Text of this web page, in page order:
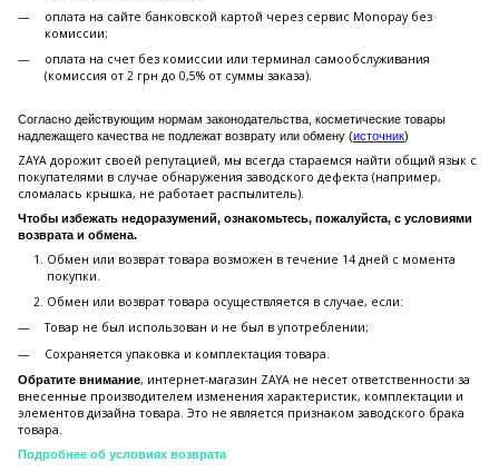
оплата на сайте банковской картой через сервис Monopay без
комиссии;
оплата на счет без комиссии или терминал самообслуживания
(комиссия от 2 грн до 0,5% от суммы заказа).
Согласно действующим нормам законодательства, косметические товары
надлежащего качества не подлежат возврату или обмену (источник)
ZAYA дорожит своей репутацией, мы всегда стараемся найти общий язык с
покупателями в случае обнаружения заводского дефекта (например,
сломалась крышка, не работает распылитель).
Чтобы избежать недоразумений, ознакомьтесь, пожалуйста, с условиями
возврата и обмена.
Обмен или возврат товара возможен в течение 14 дней с момента
покупки.
Обмен или возврат товара осуществляется в случае, если:
Товар не был использован и не был в употреблении;
Сохраняется упаковка и комплектация товара.
Обратите внимание, интернет-магазин ZAYA не несет ответственности за
внесенные производителем изменения характеристик, комплектации и
элементов дизайна товара. Это не является признаком заводского брака
товара.
Подробнее об условиях возврата